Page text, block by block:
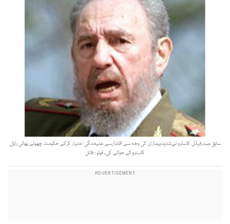
سابق صدرفیڈل کاسترو نےشدیدبیماری کی وجہ سے اقتدارسے علیٰحدگی اختیار کرکے حکومت چھوٹے بھائی راؤل
کاستروکے حوالے کی۔ فوٹو : فائل